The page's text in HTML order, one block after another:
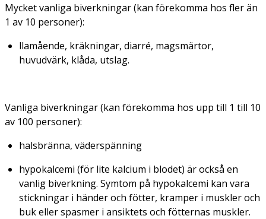
Mycket vanliga biverkningar (kan förekomma hos fler än
1 av 10 personer):
llamående, kräkningar, diarré, magsmärtor,
huvudvärk, klåda, utslag.
Vanliga biverkningar (kan förekomma hos upp till 1 till 10
av 100 personer):
halsbränna, väderspänning
hypokalcemi (för lite kalcium i blodet) är också en
vanlig biverkning. Symtom på hypokalcemi kan vara
stickningar i händer och fötter, kramper i muskler och
buk eller spasmer i ansiktets och fötternas muskler.